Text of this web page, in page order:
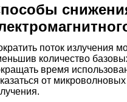
поток излучения
количество
время
от